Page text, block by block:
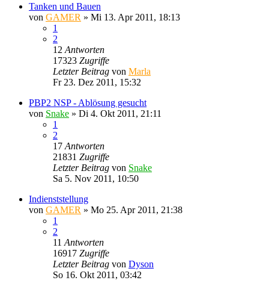
Tanken und Bauen
von GAMER » Mi 13. Apr 2011, 18:13
1
2
12 Antworten
17323 Zugriffe
Letzter Beitrag von Marla
Fr 23. Dez 2011, 15:32
PBP2 NSP - Ablösung gesucht
von Snake » Di 4. Okt 2011, 21:11
1
2
17 Antworten
21831 Zugriffe
Letzter Beitrag von Snake
Sa 5. Nov 2011, 10:50
Indienststellung
von GAMER » Mo 25. Apr 2011, 21:38
1
2
11 Antworten
16917 Zugriffe
Letzter Beitrag von Dyson
So 16. Okt 2011, 03:42